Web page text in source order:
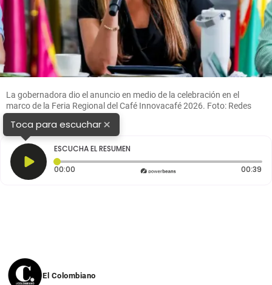
La gobernadora dio el anuncio en medio de la celebración en el
marco de la Feria Regional del Café Innovacafé 2026. Foto: Redes
sociales/cortesía
Toca para escuchar×
ESCUCHA EL RESUMEN
00:00 Tiempo transcurrido: 0 segundos 00:39
El Colombiano